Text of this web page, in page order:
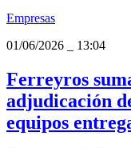
Empresas
01/06/2026
13:04
Ferreyros
adjudicación
equipos